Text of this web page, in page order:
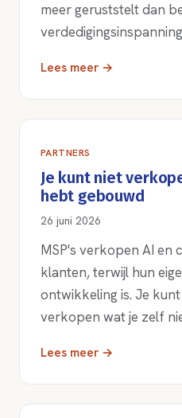
meer geruststelt dan
Lees meer →
PARTNERS
Je kunt niet
hebt gebouwd
26 juni 2026
MSP's verkopen AI en
klanten, terwijl hun
ontwikkeling is. Je
verkopen wat je zelf
Lees meer →